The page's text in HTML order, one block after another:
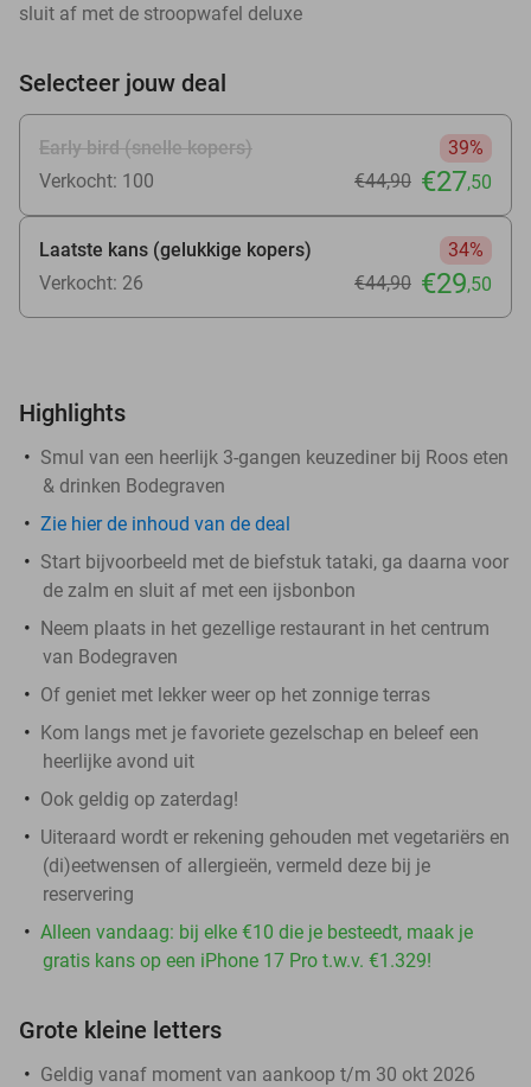
sluit af met de stroopwafel deluxe
Selecteer jouw deal
Early bird (snelle kopers)
39%
Verkocht: 100
€44,90 €27,50
Laatste kans (gelukkige kopers)
34%
Verkocht: 26
€44,90 €29,50
Highlights
Smul van een heerlijk 3-gangen keuzediner bij Roos eten
& drinken Bodegraven
Zie hierde inhoud van de deal
Start bijvoorbeeld met de biefstuk tataki, ga daarna voor
de zalm en sluit af met een ijsbonbon
Neem plaats in het gezellige restaurant in het centrum
van Bodegraven
Of geniet met lekker weer op het zonnige terras
Kom langs met je favoriete gezelschap en beleef een
heerlijke avond uit
Ook geldig op zaterdag!
Uiteraard wordt er rekening gehouden met vegetariërs en
(di)eetwensen of allergieën, vermeld deze bij je
reservering
Alleen vandaag: bij elke €10 die je besteedt, maak je
gratis kans op een iPhone 17 Pro t.w.v. €1.329!
Grote kleine letters
Geldig vanaf moment van aankoop t/m 30 okt 2026